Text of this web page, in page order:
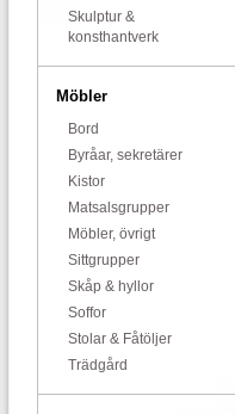
Skulptur &
konsthantverk
Möbler
Bord
Byråar, sekretärer
Kistor
Matsalsgrupper
Möbler, övrigt
Sittgrupper
Skåp & hyllor
Soffor
Stolar & Fåtöljer
Trädgård